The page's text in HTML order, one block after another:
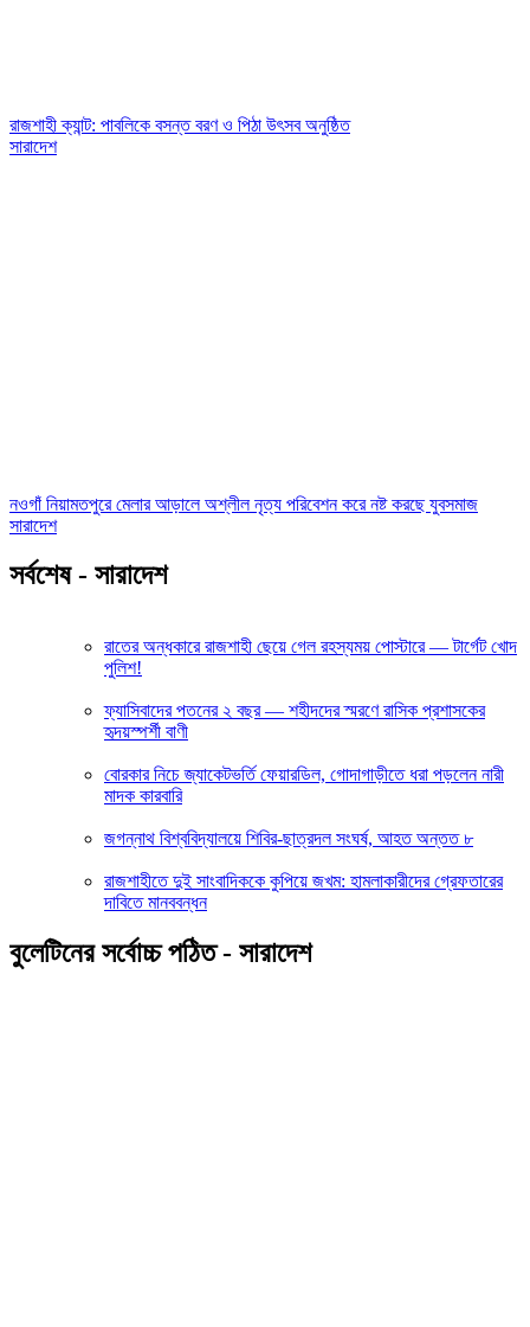
রাজশাহী ক্যান্ট: পাবলিকে বসন্ত বরণ ও পিঠা উৎসব অনুষ্ঠিত
সারাদেশ
নওগাঁ নিয়ামতপুরে মেলার আড়ালে অশ্লীল নৃত্য পরিবেশন করে নষ্ট করছে যুবসমাজ
সারাদেশ
সর্বশেষ - সারাদেশ
রাতের অন্ধকারে রাজশাহী ছেয়ে গেল রহস্যময় পোস্টারে — টার্গেট খোদ
পুলিশ!
ফ্যাসিবাদের পতনের ২ বছর — শহীদদের স্মরণে রাসিক প্রশাসকের
হৃদয়স্পর্শী বাণী
বোরকার নিচে জ্যাকেটভর্তি ফেয়ারডিল, গোদাগাড়ীতে ধরা পড়লেন নারী
মাদক কারবারি
জগন্নাথ বিশ্ববিদ্যালয়ে শিবির-ছাত্রদল সংঘর্ষ, আহত অন্তত ৮
রাজশাহীতে দুই সাংবাদিককে কুপিয়ে জখম: হামলাকারীদের গ্রেফতারের
দাবিতে মানববন্ধন
বুলেটিনের সর্বোচ্চ পঠিত - সারাদেশ